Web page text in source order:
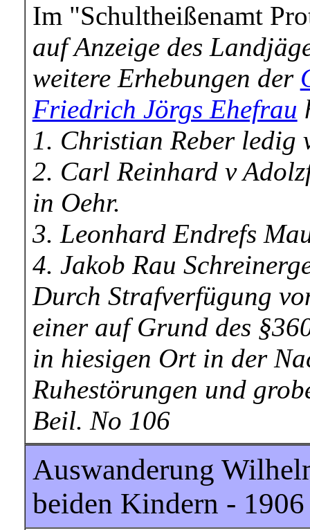
Im "Schultheißenamt
auf Anzeige des
weitere Erhebungen der
Friedrich Jörgs Ehefrau
1. Christian Reber ledig
2. Carl Reinhard v
in Oehr.
3. Leonhard Endrefs
4. Jakob Rau
Durch Strafverfügung
einer auf Grund des
in hiesigen Ort in der
Ruhestörungen und
Beil. No 106
Auswanderung
beiden Kindern - 1906